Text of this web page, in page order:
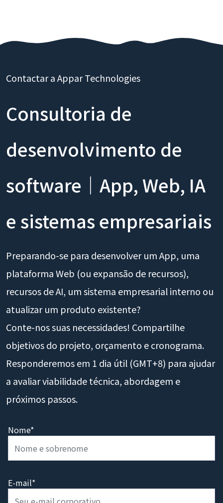
Contactar a Appar Technologies
Consultoria de
desenvolvimento de
software｜App, Web, IA
e sistemas empresariais
Preparando-se para desenvolver um App, uma
plataforma Web (ou expansão de recursos),
recursos de AI, um sistema empresarial interno ou
atualizar um produto existente?
Conte-nos suas necessidades! Compartilhe
objetivos do projeto, orçamento e cronograma.
Responderemos em 1 dia útil (GMT+8) para ajudar
a avaliar viabilidade técnica, abordagem e
próximos passos.
Nome*
E-mail*